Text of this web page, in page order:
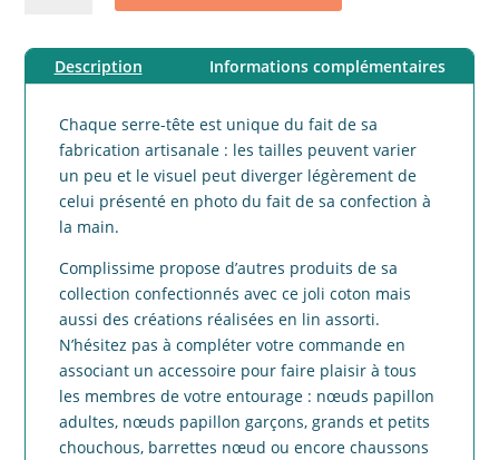
cotonDescription Informations complémentaires
Chaque serre-tête est unique du fait de sa
fabrication artisanale : les tailles peuvent varier
un peu et le visuel peut diverger légèrement de
celui présenté en photo du fait de sa confection à
la main.
Complissime propose d’autres produits de sa
collection confectionnés avec ce joli coton mais
aussi des créations réalisées en lin assorti.
N’hésitez pas à compléter votre commande en
associant un accessoire pour faire plaisir à tous
les membres de votre entourage : nœuds papillon
adultes, nœuds papillon garçons, grands et petits
chouchous, barrettes nœud ou encore chaussons